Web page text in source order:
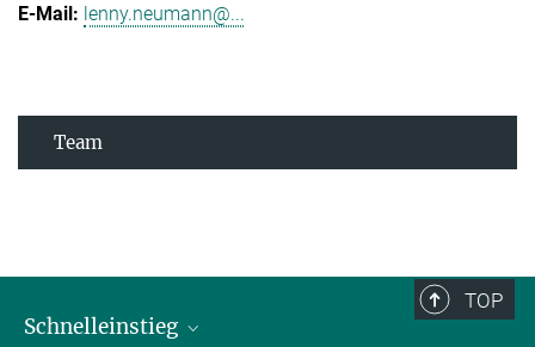
lenny.neumann@...
Team
TOP
Schnelleinstieg